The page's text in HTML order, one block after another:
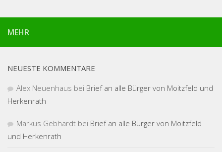
MEHR
NEUESTE KOMMENTARE
Alex Neuenhaus bei Brief an alle Bürger von Moitzfeld und
Herkenrath
Markus Gebhardt bei Brief an alle Bürger von Moitzfeld
und Herkenrath